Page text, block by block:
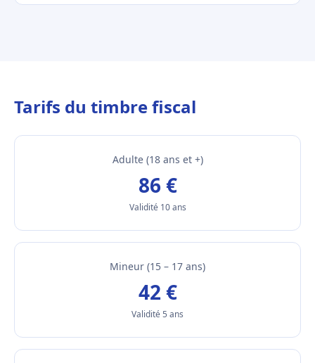
Tarifs du timbre fiscal
Adulte (18 ans et +)
86 €
Validité 10 ans
Mineur (15 – 17 ans)
42 €
Validité 5 ans